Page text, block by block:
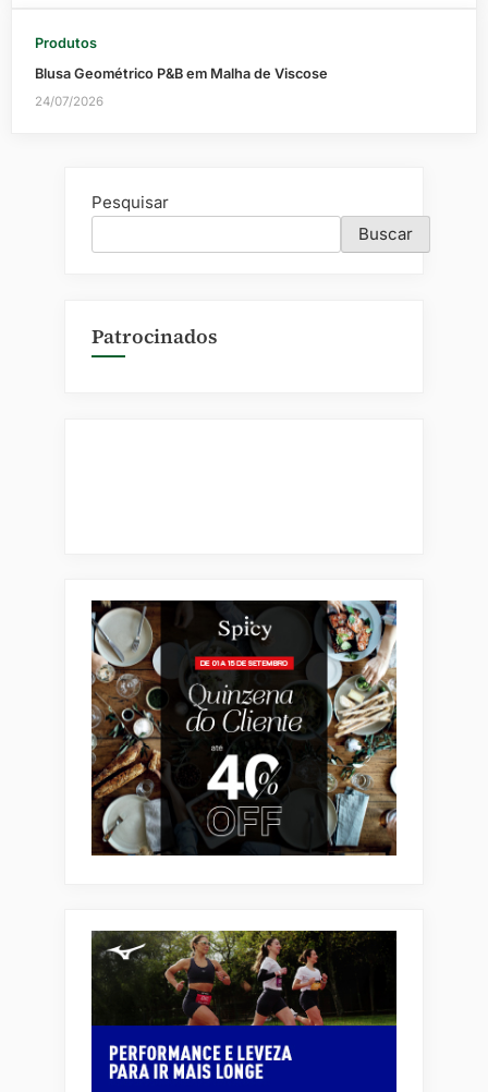
Produtos
Blusa Geométrico P&B em Malha de Viscose
24/07/2026
Pesquisar
Buscar
Patrocinados